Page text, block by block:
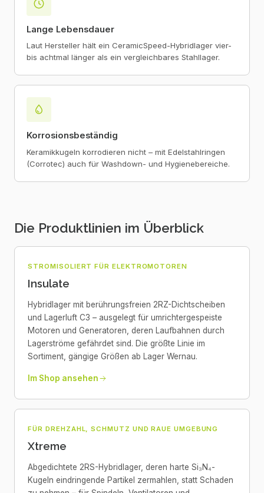
Lange Lebensdauer
Laut Hersteller hält ein CeramicSpeed-Hybridlager vier-
bis achtmal länger als ein vergleichbares Stahllager.
Korrosionsbeständig
Keramikkugeln korrodieren nicht – mit Edelstahlringen
(Corrotec) auch für Washdown- und Hygienebereiche.
Die Produktlinien im Überblick
STROMISOLIERT FÜR ELEKTROMOTOREN
Insulate
Hybridlager mit berührungsfreien 2RZ-Dichtscheiben
und Lagerluft C3 – ausgelegt für umrichtergespeiste
Motoren und Generatoren, deren Laufbahnen durch
Lagerströme gefährdet sind. Die größte Linie im
Sortiment, gängige Größen ab Lager Wernau.
Im Shop ansehen
FÜR DREHZAHL, SCHMUTZ UND RAUE UMGEBUNG
Xtreme
Abgedichtete 2RS-Hybridlager, deren harte Si₃N₄-
Kugeln eindringende Partikel zermahlen, statt Schaden